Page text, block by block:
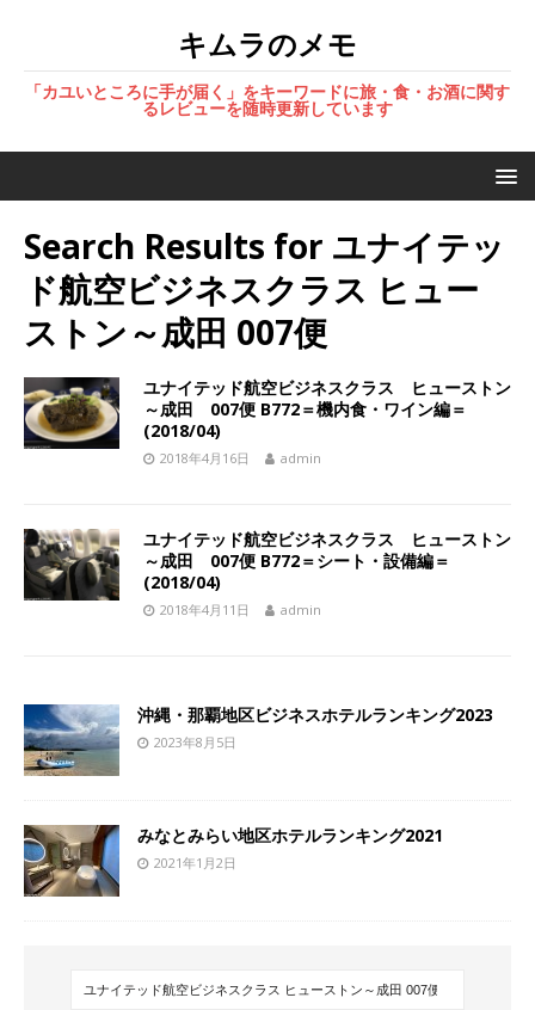
キムラのメモ
「カユいところに手が届く」をキーワードに旅・食・お酒に関す
るレビューを随時更新しています
Search Results for ユナイテッ
ド航空ビジネスクラス ヒュー
ストン～成田 007便
ユナイテッド航空ビジネスクラス ヒューストン
～成田 007便 B772＝機内食・ワイン編＝
(2018/04)
2018年4月16日 admin
ユナイテッド航空ビジネスクラス ヒューストン
～成田 007便 B772＝シート・設備編＝
(2018/04)
2018年4月11日 admin
沖縄・那覇地区ビジネスホテルランキング2023
2023年8月5日
みなとみらい地区ホテルランキング2021
2021年1月2日